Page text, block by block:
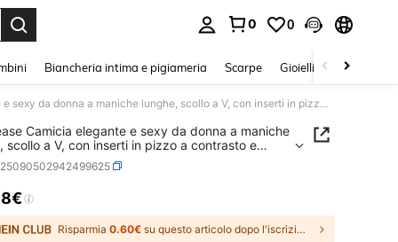
0 0
Biancheria intima e pigiameria Scarpe Gioielli E Accessori
Chiquease Camicia elegante e sexy da donna a maniche lunghe, scollo a V, con inserti in pizzo a contrasto e righe, colori nero e grigio, adatta per l'autunno
Camicia elegante e sexy da donna a maniche
scollo a V, con inserti in pizzo a contrasto e
nero e grigio, adatta per l'autunno
AND AVAILABILITY
Risparmia 0.60€ su questo articolo dopo l'iscrizione.